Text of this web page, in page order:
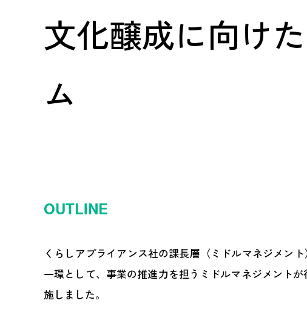
文化醸成に向け
ム
OUTLINE
くらしアプライアンス社の課長層（ミドルマネジメン
一環として、事業の推進力を担うミドルマネジメント
施しました。